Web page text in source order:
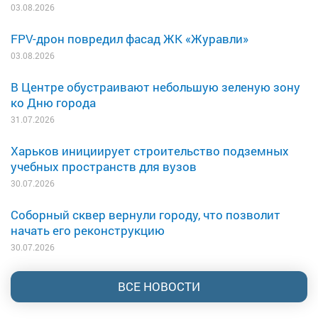
03.08.2026
FPV-дрон повредил фасад ЖК «Журавли»
03.08.2026
В Центре обустраивают небольшую зеленую зону
ко Дню города
31.07.2026
Харьков инициирует строительство подземных
учебных пространств для вузов
30.07.2026
Соборный сквер вернули городу, что позволит
начать его реконструкцию
30.07.2026
ВСЕ НОВОСТИ